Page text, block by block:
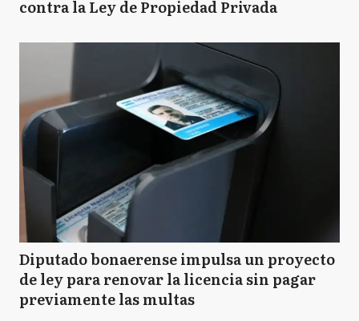
contra la Ley de Propiedad Privada
Diputado bonaerense impulsa un proyecto
de ley para renovar la licencia sin pagar
previamente las multas